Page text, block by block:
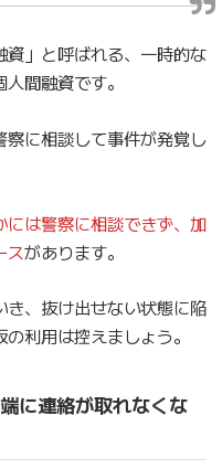
」と呼ばれる、一時的な
間融資です。
に相談して事件が発覚し
は警察に相談できず、加
スがあります。
、抜け出せない状態に陥
利用は控えましょう。
に連絡が取れなくな